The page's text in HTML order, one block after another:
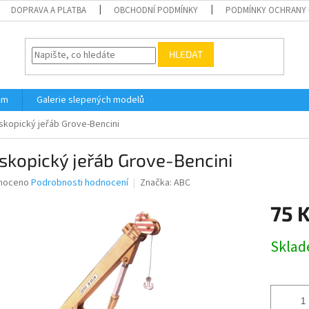
DOPRAVA A PLATBA OBCHODNÍ PODMÍNKY PODMÍNKY OCHRANY
HLEDAT
Galerie slepených modelů
jeřáb Grove-Bencini
jeřáb Grove-Bencini
Podrobnosti hodnocení Značka: ABC
75
cena: